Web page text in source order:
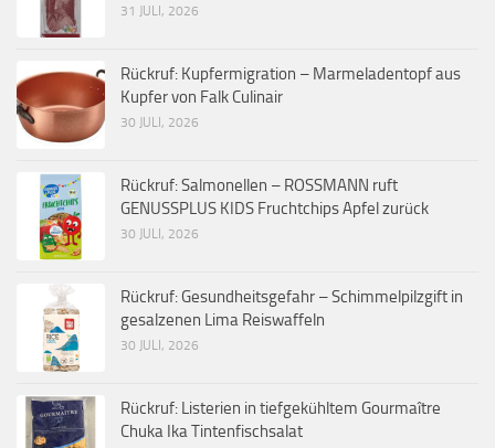
31 JULI, 2026
Rückruf: Kupfermigration – Marmeladentopf aus
Kupfer von Falk Culinair
30 JULI, 2026
Rückruf: Salmonellen – ROSSMANN ruft
GENUSSPLUS KIDS Fruchtchips Apfel zurück
30 JULI, 2026
Rückruf: Gesundheitsgefahr – Schimmelpilzgift in
gesalzenen Lima Reiswaffeln
30 JULI, 2026
Rückruf: Listerien in tiefgekühltem Gourmaître
Chuka Ika Tintenfischsalat